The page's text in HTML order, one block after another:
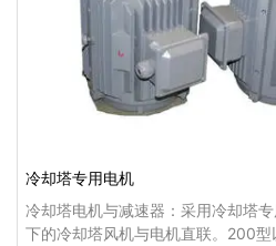
冷却塔专用电机
冷却塔电机与减速器：采用冷却塔
下的冷却塔风机与电机直联。200